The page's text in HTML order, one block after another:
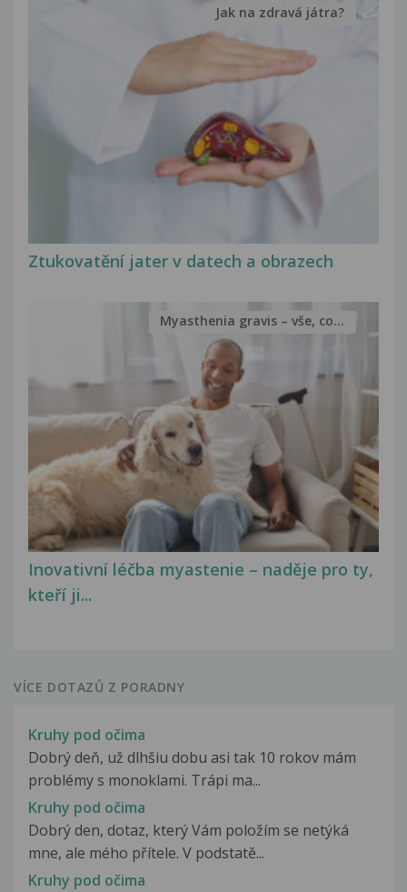
Ztukovatění jater v datech a obrazech
Jak na zdravá játra?
Inovativní léčba myastenie – naděje pro ty,
kteří ji...
Myasthenia gravis – vše, co...
VÍCE DOTAZŮ Z PORADNY
Kruhy pod očima
Dobrý deň, už dlhšiu dobu asi tak 10 rokov mám
problémy s monoklami. Trápi ma...
Kruhy pod očima
Dobrý den, dotaz, který Vám položím se netýká
mne, ale mého přítele. V podstatě...
Kruhy pod očima